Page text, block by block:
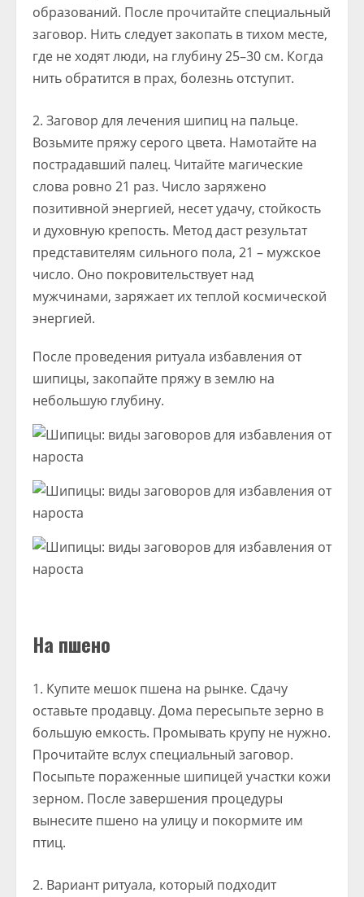
образований. После прочитайте специальный
заговор. Нить следует закопать в тихом месте,
где не ходят люди, на глубину 25–30 см. Когда
нить обратится в прах, болезнь отступит.
Заговор для лечения шипиц на пальце.
Возьмите пряжу серого цвета. Намотайте на
пострадавший палец. Читайте магические
слова ровно 21 раз. Число заряжено
позитивной энергией, несет удачу, стойкость
и духовную крепость. Метод даст результат
представителям сильного пола, 21 – мужское
число. Оно покровительствует над
мужчинами, заряжает их теплой космической
энергией.
После проведения ритуала избавления от
шипицы, закопайте пряжу в землю на
небольшую глубину.
На пшено
Купите мешок пшена на рынке. Сдачу
оставьте продавцу. Дома пересыпьте зерно в
большую емкость. Промывать крупу не нужно.
Прочитайте вслух специальный заговор.
Посыпьте пораженные шипицей участки кожи
зерном. После завершения процедуры
вынесите пшено на улицу и покормите им
птиц.
Вариант ритуала, который подходит